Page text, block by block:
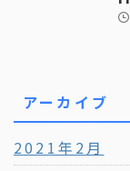
アーカイブ
2021年2月